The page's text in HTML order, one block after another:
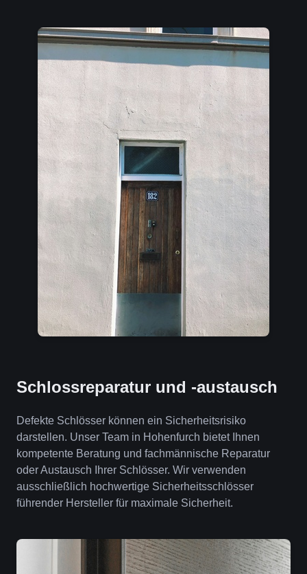
Schlossreparatur und -austausch
Defekte Schlösser können ein Sicherheitsrisiko
darstellen. Unser Team in Hohenfurch bietet Ihnen
kompetente Beratung und fachmännische Reparatur
oder Austausch Ihrer Schlösser. Wir verwenden
ausschließlich hochwertige Sicherheitsschlösser
führender Hersteller für maximale Sicherheit.